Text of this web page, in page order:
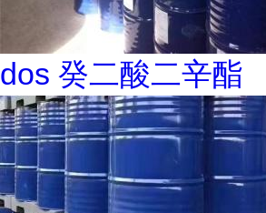
dos 癸二酸二辛酯